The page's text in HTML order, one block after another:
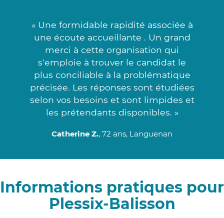
« Une formidable rapidité associée à
une écoute accueillante . Un grand
merci à cette organisation qui
s'emploie à trouver le candidat le
plus conciliable à la problématique
précisée. Les réponses sont étudiées
selon vos besoins et sont limpides et
les prétendants disponibles. »
Catherine Z., 72 ans, Languenan
Informations pratiques pour
Plessix-Balisson